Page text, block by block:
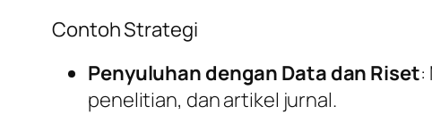
Contoh Strategi
Penyuluhan dengan Data dan Riset
penelitian, dan artikel jurnal.